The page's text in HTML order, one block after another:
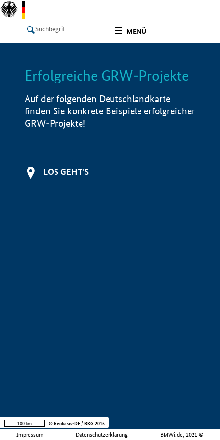
MENÜ
LISTE Info
Erfolgreiche GRW-Projekte
Auf der folgenden Deutschlandkarte
finden Sie konkrete Beispiele erfolgreicher
GRW-Projekte!
LOS GEHT'S
Impressum Datenschutzerklärung BMWi.de, 2021 ©
100 km © Geobasis-DE / BKG 2015